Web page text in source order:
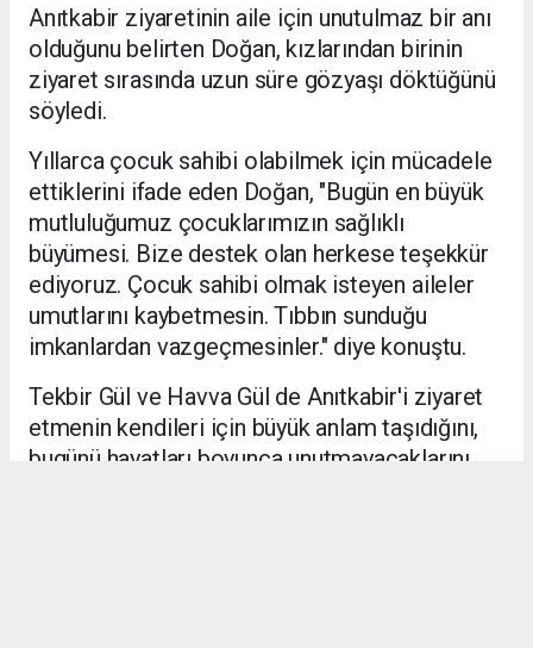
Anıtkabir ziyaretinin aile için unutulmaz bir anı
olduğunu belirten Doğan, kızlarından birinin
ziyaret sırasında uzun süre gözyaşı döktüğünü
söyledi.
Yıllarca çocuk sahibi olabilmek için mücadele
ettiklerini ifade eden Doğan, "Bugün en büyük
mutluluğumuz çocuklarımızın sağlıklı
büyümesi. Bize destek olan herkese teşekkür
ediyoruz. Çocuk sahibi olmak isteyen aileler
umutlarını kaybetmesin. Tıbbın sunduğu
imkanlardan vazgeçmesinler." diye konuştu.
Tekbir Gül ve Havva Gül de Anıtkabir'i ziyaret
etmenin kendileri için büyük anlam taşıdığını,
bugünü hayatları boyunca unutmayacaklarını